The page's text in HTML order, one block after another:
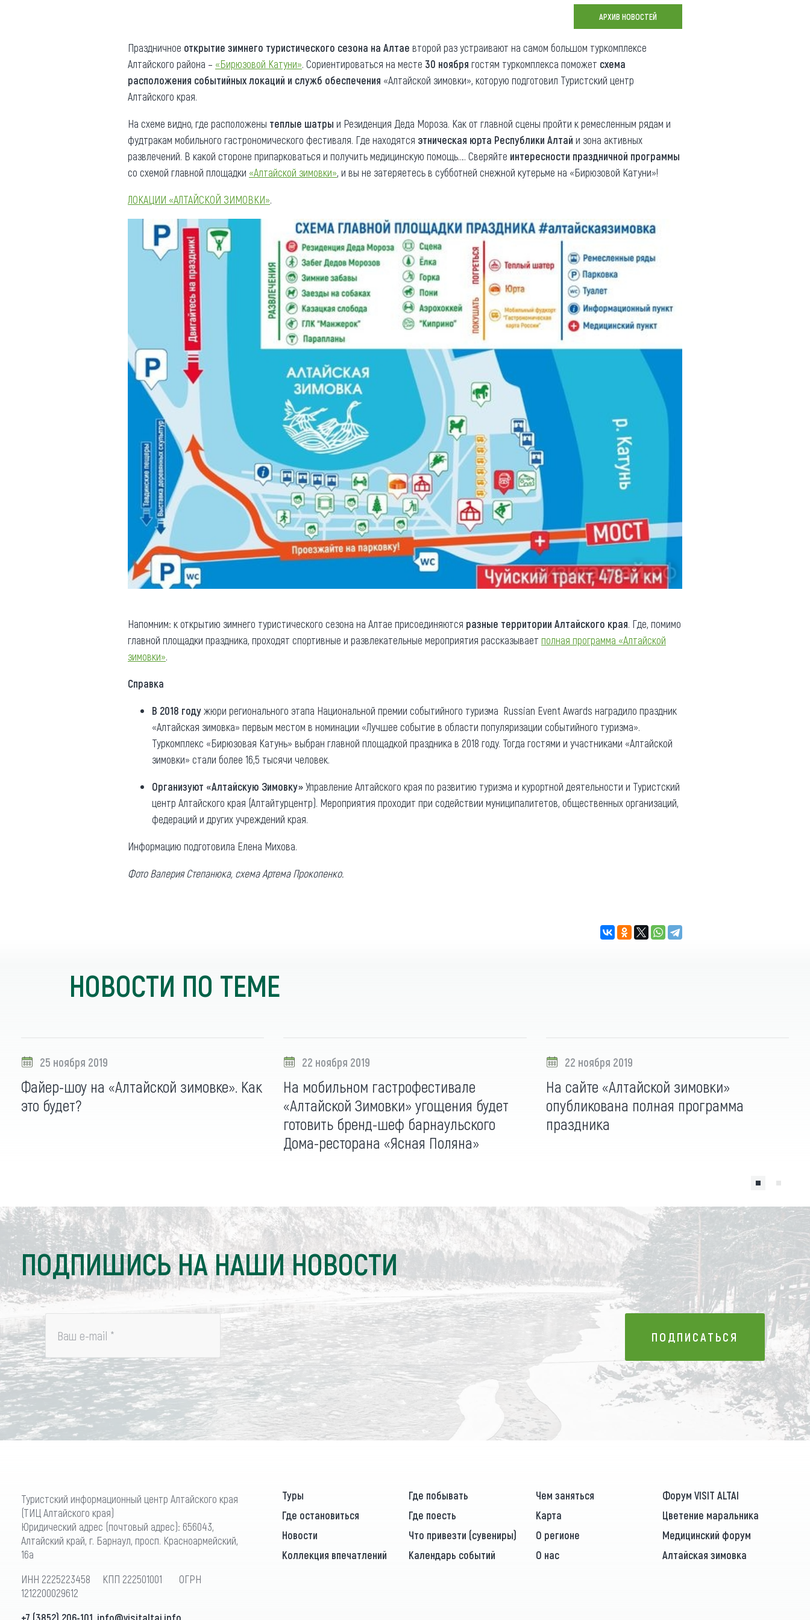
Придорожные кафе
Новости
Что привезти (сувениры)
Общая информация
Как добраться
Люди, прославившие Алтай
Коллекция впечатлений
Блог путешественника
Фотогалерея
Другие рубрики
Реестр туроператоров
агентств Алтайского края
АРХИВ НОВОСТЕЙ
Праздничное открытие зимнего туристического сезона на Алтае второй раз устраивают на самом большом туркомплексе
Алтайского района – «Бирюзовой Катуни». Сориентироваться на месте 30 ноября гостям туркомплекса поможет схема
расположения событийных локаций и служб обеспечения «Алтайской зимовки», которую подготовил Туристский центр
Алтайского края.
На схеме видно, где расположены теплые шатры и Резиденция Деда Мороза. Как от главной сцены пройти к ремесленным рядам и
фудтракам мобильного гастрономического фестиваля. Где находятся этническая юрта Республики Алтай и зона активных
развлечений. В какой стороне припарковаться и получить медицинскую помощь…. Сверяйте интересности праздничной программы
со схемой главной площадки «Алтайской зимовки», и вы не затеряетесь в субботней снежной кутерьме на «Бирюзовой Катуни»!
ЛОКАЦИИ «АЛТАЙСКОЙ ЗИМОВКИ».
Напомним: к открытию зимнего туристического сезона на Алтае присоединяются разные территории Алтайского края. Где, помимо
главной площадки праздника, проходят спортивные и развлекательные мероприятия рассказывает полная программа «Алтайской
зимовки».
Справка
В 2018 годужюри регионального этапа Национальной премии событийного туризма Russian Event Awards наградило праздник
«Алтайская зимовка» первым местом в номинации «Лучшее событие в области популяризации событийного туризма».
Туркомплекс «Бирюзовая Катунь» выбран главной площадкой праздника в 2018 году. Тогда гостями и участниками «Алтайской
зимовки» стали более 16,5 тысячи человек.
Организуют «Алтайскую Зимовку»Управление Алтайского края по развитию туризма и курортной деятельности и Туристский
центр Алтайского края (Алтайтурцентр). Мероприятия проходит при содействии муниципалитетов, общественных организаций,
федераций и других учреждений края.
Информацию подготовила Елена Михова.
Фото Валерия Степанюка, схема Артема Прокопенко.
НОВОСТИ ПО ТЕМЕ
25 ноября 2019
Файер-шоу на «Алтайской зимовке». Как
это будет?
22 ноября 2019
На мобильном гастрофестивале
«Алтайской Зимовки» угощения будет
готовить бренд-шеф барнаульского
Дома-ресторана «Ясная Поляна»
22 ноября 2019
На сайте «Алтайской зимовки»
опубликована полная программа
праздника
ПОДПИШИСЬ НА НАШИ НОВОСТИ
Ваш e-mail * ПОДПИСАТЬСЯ
ПОДПИСАТЬСЯ
Туристский информационный центр Алтайского края
(ТИЦ Алтайского края)
Юридический адрес (почтовый адрес): 656043,
Алтайский край, г. Барнаул, просп. Красноармейский,
16а
ИНН 2225223458 КПП 222501001 ОГРН
1212200029612
Туры Где побывать Чем заняться
Форум VISIT ALTAI
Где остановиться
Где поесть Карта
Цветение маральника
Новости
Что привезти (сувениры) О регионе
Медицинский форум
Коллекция впечатлений
Календарь событий О нас Алтайская зимовка